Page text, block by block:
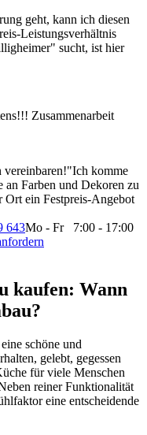
geht, kann ich diesen
Leistungsverhältnis
sucht, ist hier
Zusammenarbeit
vereinbaren!"Ich komme
an Farben und Dekoren zu
Ort ein Festpreis-Angebot
643Mo - Fr 7:00 - 17:00
kaufen: Wann
schöne und
gelebt, gegessen
für viele Menschen
reiner Funktionalität
eine entscheidende